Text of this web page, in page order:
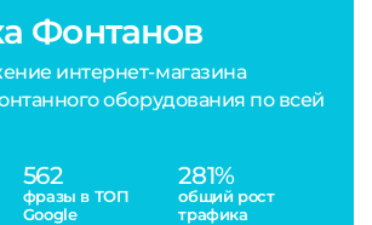
Фонтанов
интернет-магазина
оборудования по всей
562
фразы в ТОП
Google
281%
общий рост
трафика